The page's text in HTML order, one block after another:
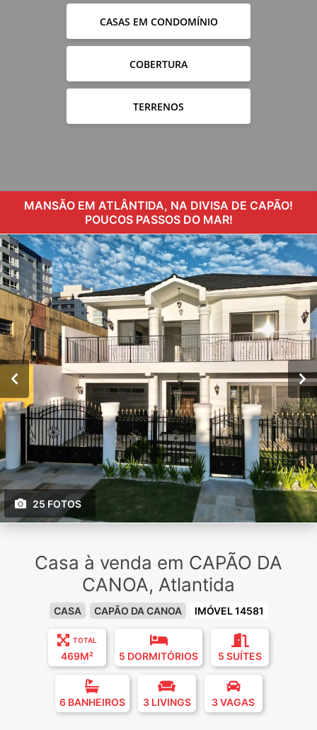
CASAS EM CONDOMÍNIO
COBERTURA
TERRENOS
MANSÃO EM ATLÂNTIDA, NA DIVISA DE CAPÃO!
POUCOS PASSOS DO MAR!
25 FOTOS
Casa à venda em CAPÃO DA
CANOA, Atlantida
CASA CAPÃO DA CANOA IMÓVEL 14581
TOTAL
469M² 5 DORMITÓRIOS 5 SUÍTES
6 BANHEIROS 3 LIVINGS 3 VAGAS